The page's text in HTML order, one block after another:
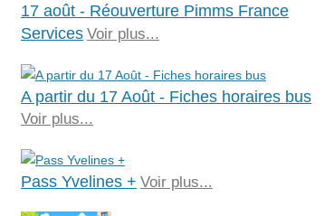
17 août - Réouverture Pimms France
Services Voir plus...
A partir du 17 Août - Fiches horaires bus
Voir plus...
Pass Yvelines + Voir plus...